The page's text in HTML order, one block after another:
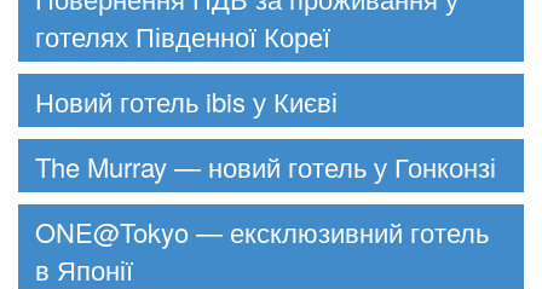
готелях Південної Кореї
Новий готель ibis у Києві
The Murray — новий готель у Гонконзі
ONE@Tokyo — ексклюзивний готель
в Японії